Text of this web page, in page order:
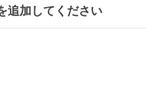
追加してください